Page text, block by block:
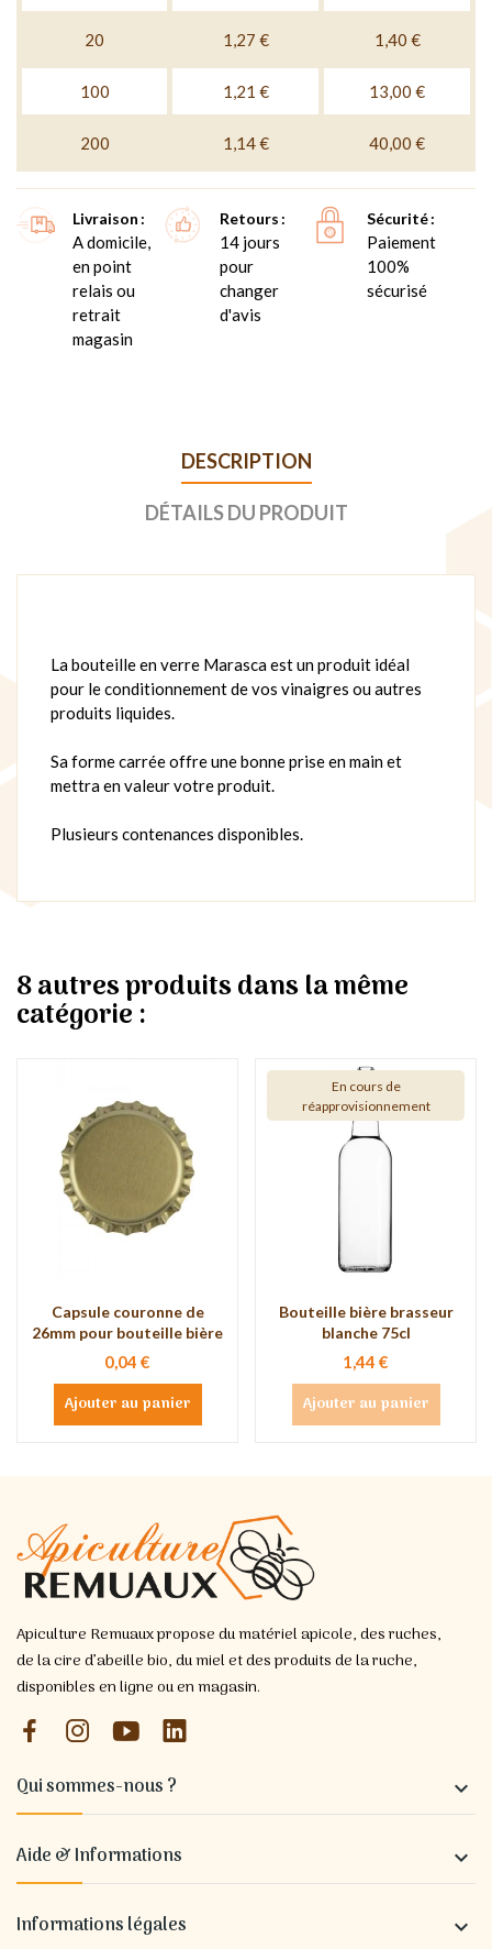
20 1,27 € 1,40 €
100 1,21 € 13,00 €
200 1,14 € 40,00 €
Livraison
A domicile,
en point
relais ou
retrait
magasin
Retours
14 jours
pour
changer
d'avis
Sécurité
Paiement
100%
sécurisé
DESCRIPTION
DÉTAILS DU PRODUIT
La bouteille en verre Marasca est un produit idéal
pour le conditionnement de vos vinaigres ou autres
produits liquides.
Sa forme carrée offre une bonne prise en main et
mettra en valeur votre produit.
Plusieurs contenances disponibles.
8 autres produits dans la même
catégorie :
Capsule couronne de
26mm pour bouteille bière
0,04 €
Ajouter au panier
En cours de
réapprovisionnement
Bouteille bière brasseur
blanche 75cl
1,44 €
Ajouter au panier
Apiculture Remuaux propose du matériel apicole, des ruches,
de la cire d’abeille bio, du miel et des produits de la ruche,
disponibles en ligne ou en magasin.
Qui sommes-nous ? 
Aide & Informations 
Informations légales 